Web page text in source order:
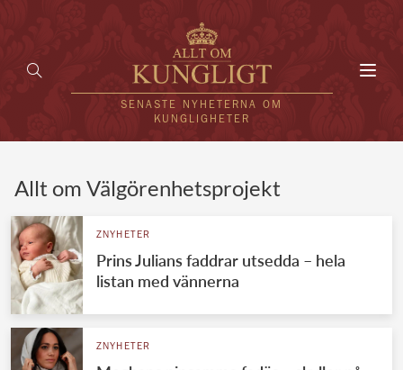
SENASTE NYHETERNA OM
KUNGLIGHETER
UTLÄNDSKT
VÄRLDENS KUNGAHUS
Allt om Välgörenhetsprojekt
ZNYHETER
Prins Julians faddrar utsedda – hela
listan med vännerna
ZNYHETER